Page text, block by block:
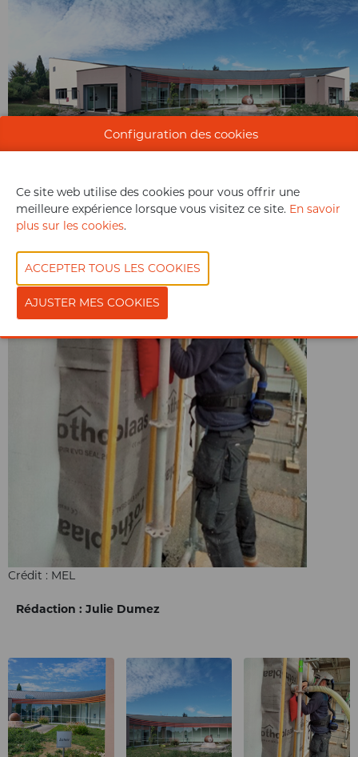
Crédit : MEL
Rédaction : Julie Dumez
Configuration des cookies
Ce site web utilise des cookies pour vous offrir une
meilleure expérience lorsque vous visitez ce site. En savoir
plus sur les cookies.